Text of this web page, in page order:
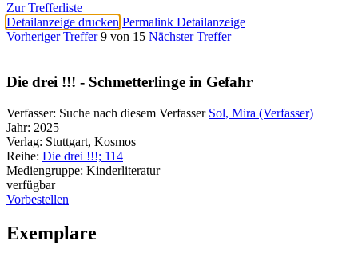
Zur Trefferliste
Detailanzeige drucken Permalink Detailanzeige
Vorheriger Treffer 9 von 15 Nächster Treffer
Die drei !!! - Schmetterlinge in Gefahr
Verfasser: Suche nach diesem Verfasser Sol, Mira (Verfasser)
Jahr: 2025
Verlag: Stuttgart, Kosmos
Reihe: Die drei !!!; 114
Mediengruppe: Kinderliteratur
verfügbar
Vorbestellen
Exemplare